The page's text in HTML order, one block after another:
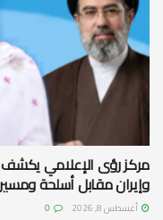
مركز رؤى الإعلامي
وإيران مقابل أسلحة
أغسطس 8, 2026